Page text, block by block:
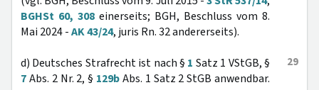
BGHSt 60, 308 einerseits; BGH, Beschluss vom 8.
Mai 2024 -AK 43/24, juris Rn. 32 andererseits).
29
d) Deutsches Strafrecht ist nach § 1 Satz 1 VStGB, §
7Abs. 2 Nr. 2, § 129bAbs. 1 Satz 2 StGB anwendbar.